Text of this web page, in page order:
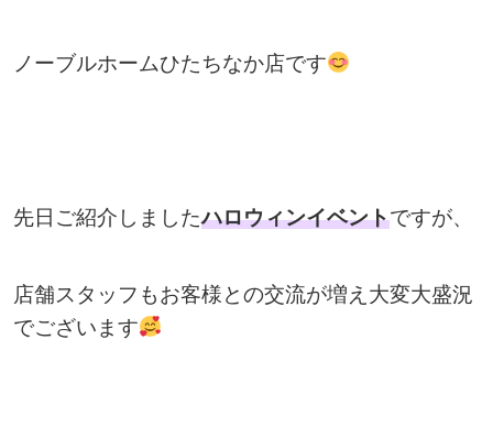
ノーブルホームひたちなか店です
先日ご紹介しましたハロウィンイベントですが、
店舗スタッフもお客様との交流が増え 大変大盛況
でございます